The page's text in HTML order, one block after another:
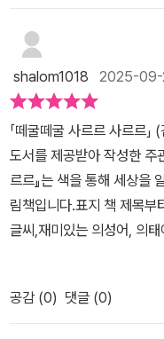
💛너무 좋았어요🫧🎨 독
알 모양 돌, 물감, 면봉색을
알을콕콕 찍어 디자인해보
도 함께 써보면✨ 창의력
구는“알록이달록이! 항상
밑줄긋기'지금까지 나누어
안에 있었던 거야.'📖 #매력
데…📚 마지막엔 세로로 쭉
탄했답니다😊📦 출판사
다. 감사합니다🥚#떼굴떼
책상#그림책추천 #신간그
짝 빛난답니다살랑살랑 바
이야기가 시작되어요색을
굴떼굴 구르기 시작했어요
용으로어떤 이야기가 펼쳐
굴러 하얀 알이 도착한 곳
에게 색을 나워 줄 수 있니
아, 빨간색은 힘이 불끈불
호박밭, 노란 아기 오리, 초
나친구들의 색을 조금씩 나
물든 알은마지막 파란색
요하얀 알에게 무슨 일이
shalom1018 2025-09-
「떼굴떼굴 사르르 사르르
도서를 제공받아 작성한 주
르르』는 색을 통해 세상을
림책입니다.​표지 책 제목부
글씨,재미있는 의성어, 의
다.바람에 이끌려 길을 떠
애벌레, 블루베리 등을차례
노랑, 초록, 파랑의 색을하
공감 (0) 댓글 (0)